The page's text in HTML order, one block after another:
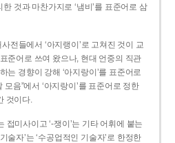
한 것과 마찬가지로 ‘냄비’를 표준어로 삼
전들에서 ‘아지랭이’로 고쳐진 것이 교
준어로 쓰여 왔으나, 현대 언중의 직관
는 경향이 강해 ‘아지랑이’를 표준어로
음”에서 ‘아지랑이’를 표준어로 정한
것이다.
접미사이고 ‘-쟁이’는 기타 어휘에 붙는
술자’는 ‘수공업적인 기술자’로 한정한